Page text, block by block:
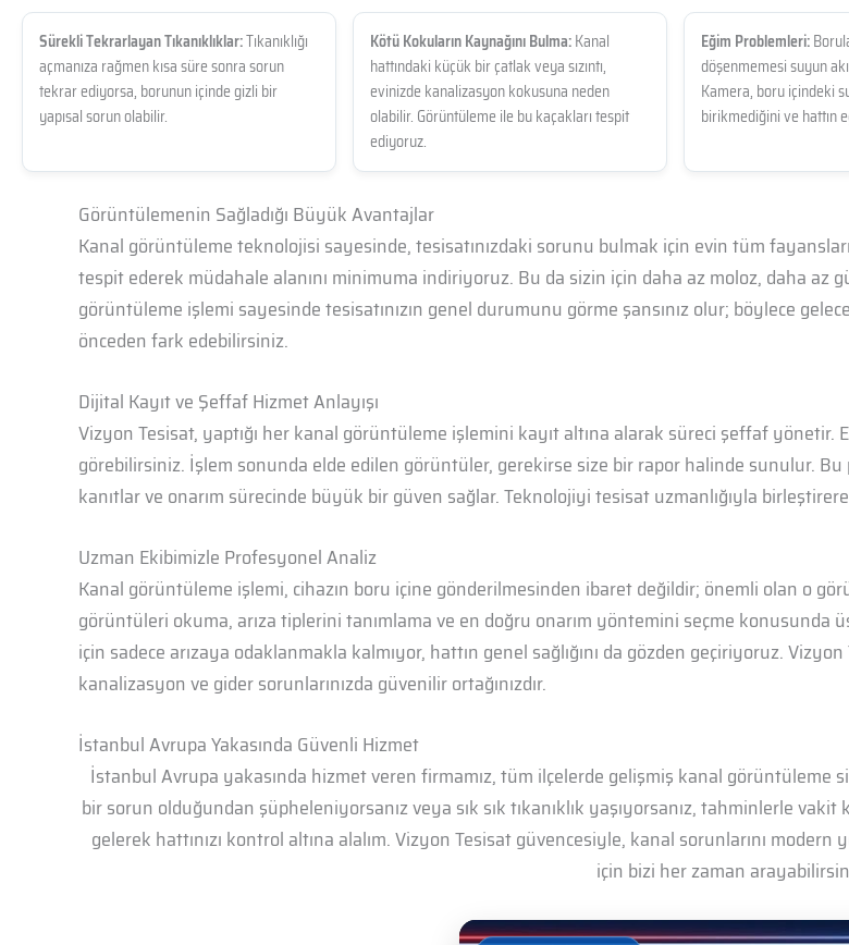
Sürekli Tekrarlayan Tıkanıklıklar:Tıkanıklığı
açmanıza rağmen kısa süre sonra sorun
tekrar ediyorsa, borunun içinde gizli bir
yapısal sorun olabilir.
Kötü Kokuların Kaynağını Bulma:Kanal
hattındaki küçük bir çatlak veya sızıntı,
evinizde kanalizasyon kokusuna neden
olabilir. Görüntüleme ile bu kaçakları tespit
ediyoruz.
Eğim Problemleri:
döşenmemesi suyun
Kamera, boru içindeki
birikmediğini ve hattın
Görüntülemenin Sağladığı Büyük Avantajlar
Kanal görüntüleme teknolojisi sayesinde, tesisatınızdaki sorunu bulmak için evin tüm
tespit ederek müdahale alanını minimuma indiriyoruz. Bu da sizin için daha az moloz, daha
görüntüleme işlemi sayesinde tesisatınızın genel durumunu görme şansınız olur; böylece
önceden fark edebilirsiniz.
Dijital Kayıt ve Şeffaf Hizmet Anlayışı
Vizyon Tesisat, yaptığı her kanal görüntüleme işlemini kayıt altına alarak süreci şeffaf yönetir.
görebilirsiniz. İşlem sonunda elde edilen görüntüler, gerekirse size bir rapor halinde sunulur.
kanıtlar ve onarım sürecinde büyük bir güven sağlar. Teknolojiyi tesisat uzmanlığıyla
Uzman Ekibimizle Profesyonel Analiz
Kanal görüntüleme işlemi, cihazın boru içine gönderilmesinden ibaret değildir; önemli olan o
görüntüleri okuma, arıza tiplerini tanımlama ve en doğru onarım yöntemini seçme
için sadece arızaya odaklanmakla kalmıyor, hattın genel sağlığını da gözden geçiriyoruz.
kanalizasyon ve gider sorunlarınızda güvenilir ortağınızdır.
İstanbul Avrupa Yakasında Güvenli Hizmet
İstanbul Avrupa yakasında hizmet veren firmamız, tüm ilçelerde gelişmiş kanal görüntüleme
bir sorun olduğundan şüpheleniyorsanız veya sık sık tıkanıklık yaşıyorsanız, tahminlerle
gelerek hattınızı kontrol altına alalım. Vizyon Tesisat güvencesiyle, kanal sorunlarını
için bizi her zaman